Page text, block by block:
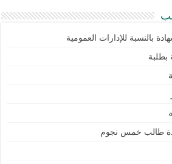
بالنسبة للإدارات العمومية
بطلبة
طالب خمس نجوم